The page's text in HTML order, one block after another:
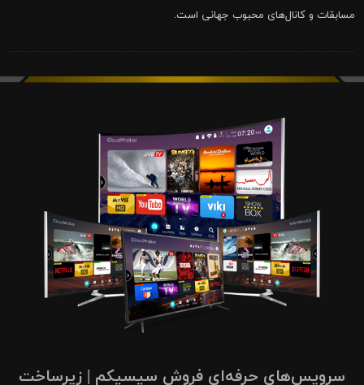
مسابقات و کانال‌های محبوب جهانی است.
سرویس‌های حرفه‌ای فروش سیسیکم | زیرساخت